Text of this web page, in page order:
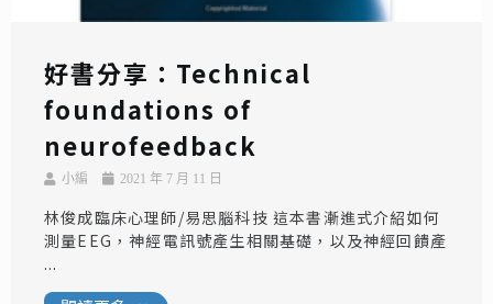
好書分享：Technical
foundations of
neurofeedback
小編 2021 年 7 月 11 日
林俊成臨床心理師/易思腦科技 這本書漸進式介紹如何
測量EEG，神經電訊號產生相關基礎，以及神經回饋產
...